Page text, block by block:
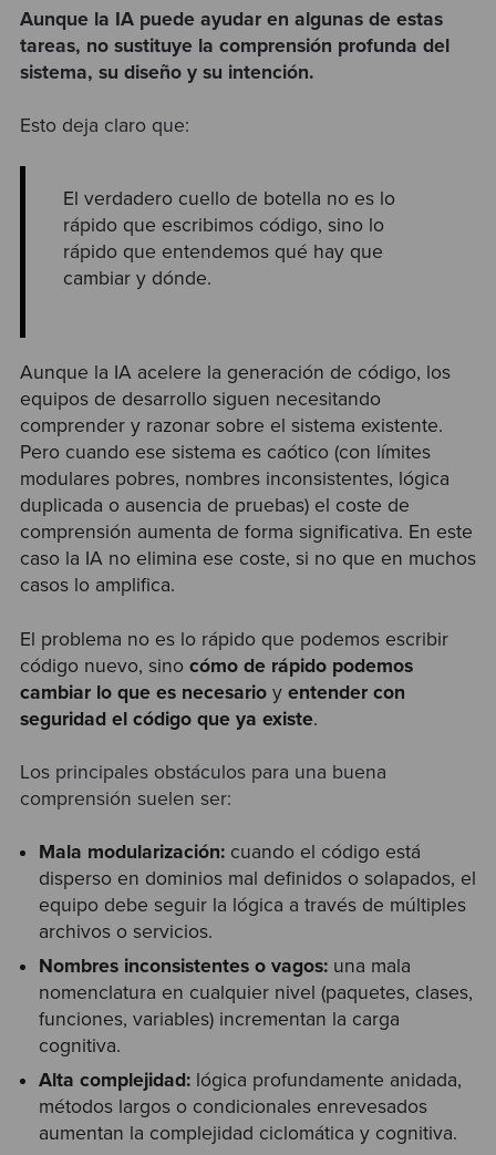
Aunque la IA puede ayudar en algunas de estas
tareas, no sustituye la comprensión profunda del
sistema, su diseño y su intención.
Esto deja claro que:
El verdadero cuello de botella no es lo
rápido que escribimos código, sino lo
rápido que entendemos qué hay que
cambiar y dónde.
Aunque la IA acelere la generación de código, los
equipos de desarrollo siguen necesitando
comprender y razonar sobre el sistema existente.
Pero cuando ese sistema es caótico (con límites
modulares pobres, nombres inconsistentes, lógica
duplicada o ausencia de pruebas) el coste de
comprensión aumenta de forma significativa. En este
caso la IA no elimina ese coste, si no que en muchos
casos lo amplifica.
El problema no es lo rápido que podemos escribir
código nuevo, sino cómo de rápido podemos
cambiar lo que es necesarioy entender con
seguridad el código que ya existe.
Los principales obstáculos para una buena
comprensión suelen ser:
Mala modularización: cuando el código está
disperso en dominios mal definidos o solapados, el
equipo debe seguir la lógica a través de múltiples
archivos o servicios.
Nombres inconsistentes o vagos: una mala
nomenclatura en cualquier nivel (paquetes, clases,
funciones, variables) incrementan la carga
cognitiva.
Alta complejidad: lógica profundamente anidada,
métodos largos o condicionales enrevesados
aumentan la complejidad ciclomática y cognitiva.